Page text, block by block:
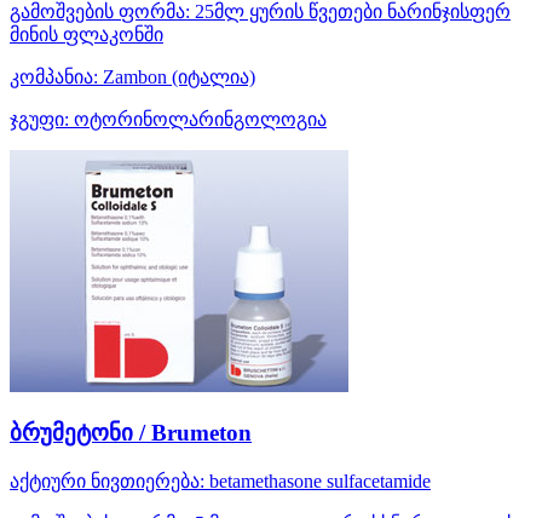
გამოშვების ფორმა: 25მლ ყურის წვეთები ნარინჯისფერ
მინის ფლაკონში
კომპანია: Zambon (იტალია)
ჯგუფი: ოტორინოლარინგოლოგია
ბრუმეტონი / Brumeton
აქტიური ნივთიერება: betamethasone sulfacetamide